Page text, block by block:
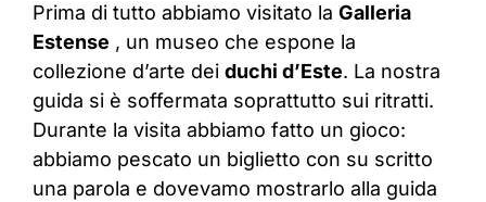
Prima di tutto abbiamo visitato la Galleria
Estense , un museo che espone la
collezione d’arte dei duchi d’Este. La nostra
guida si è soffermata soprattutto sui ritratti.
Durante la visita abbiamo fatto un gioco:
abbiamo pescato un biglietto con su scritto
una parola e dovevamo mostrarlo alla guida